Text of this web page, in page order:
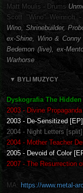
Matt Moulis - Drums
Scott "Wino" Weinrich -
Wino, Shrinebuilder,
ex-Shine, Wino &
Bedemon (live), ex-
Warhorse
▼ BYLI MUZYCY
Dyskografia The Hidden
2003 - Divine Propaganda
2003 - De-Sensitized [EP]
2004 - Night Letters [split]
2004 - Mother Teacher
2005 - Devoid of Color
2007 - The Resurrection
MA: https://www.metal-